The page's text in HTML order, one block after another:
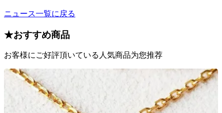
ニュース一覧に戻る
★おすすめ商品
お客様にご好評頂いている人気商品为您推荐